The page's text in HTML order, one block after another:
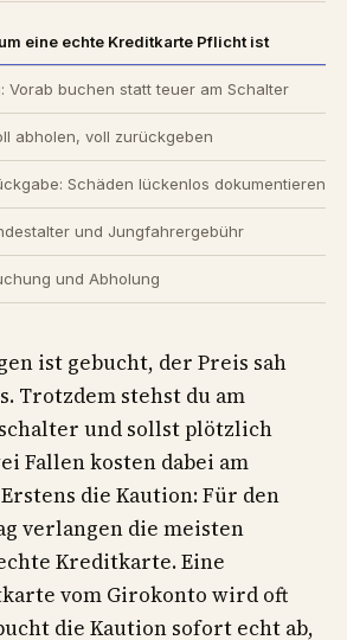
eine echte Kreditkarte Pflicht ist
Vorab buchen statt teuer am Schalter
abholen, voll zurückgeben
Schäden lückenlos dokumentieren
und Jungfahrergebühr
und Abholung
ist gebucht, der Preis sah
Trotzdem stehst du am
und sollst plötzlich
Fallen kosten dabei am
die Kaution: Für den
verlangen die meisten
Kreditkarte. Eine
vom Girokonto wird oft
die Kaution sofort echt ab,